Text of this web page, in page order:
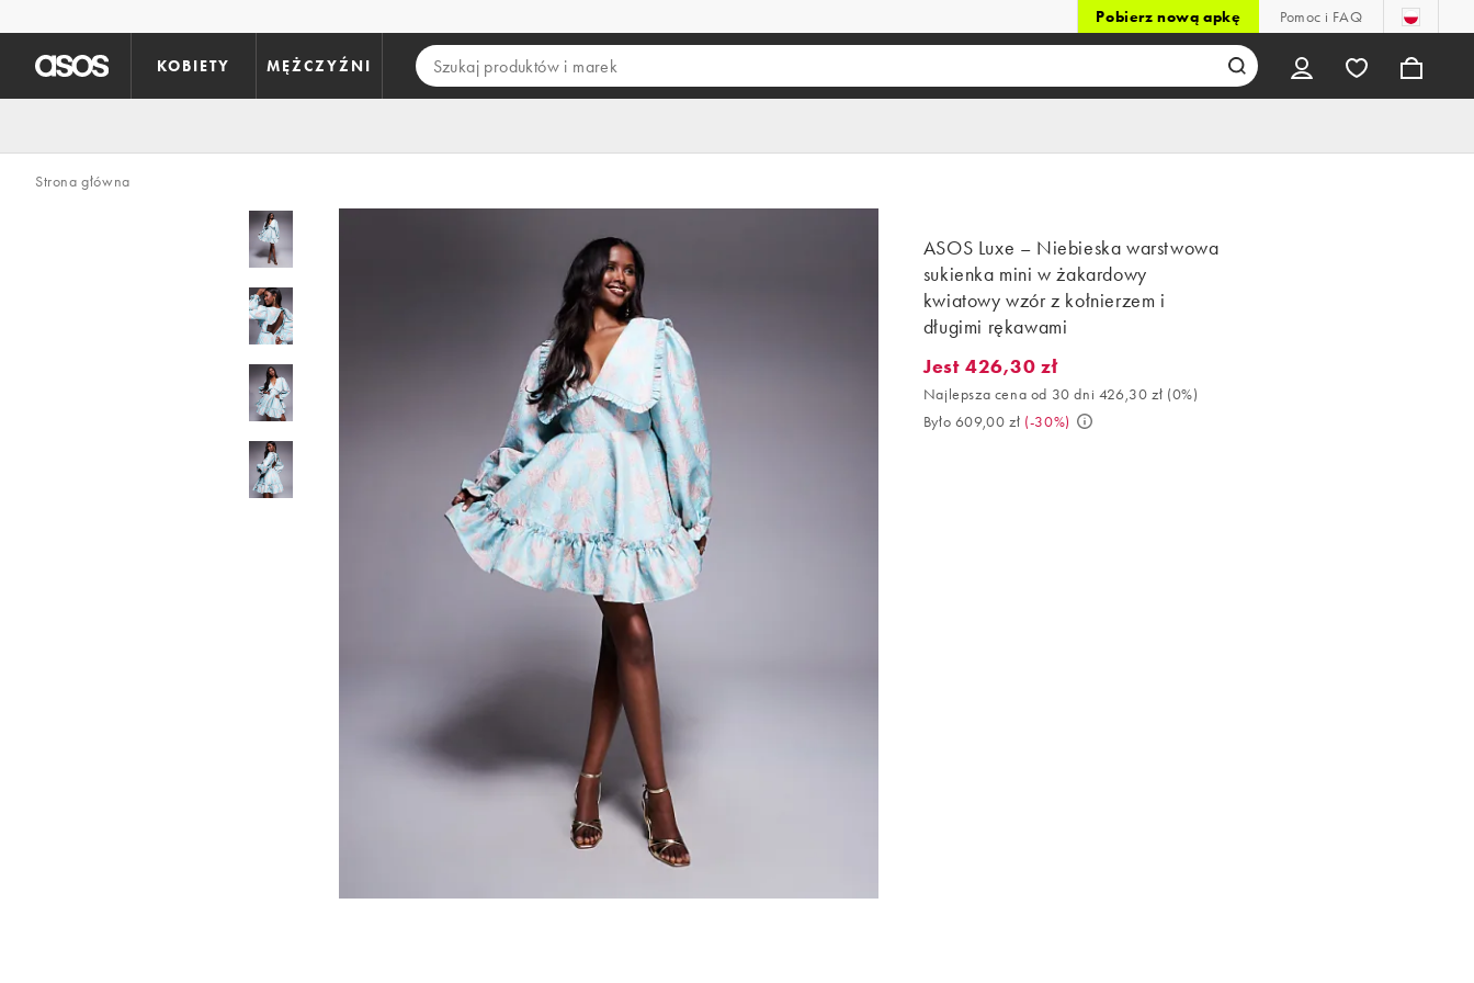
Pobierz nową apkę Pomoc i FAQ
KOBIETY MĘŻCZYŹNI
Strona główna
ASOS Luxe – Niebieska warstwowa
sukienka mini w żakardowy
kwiatowy wzór z kołnierzem i
długimi rękawami
Jest 426,30 zł. Najlepsza cena od 30 dni 426,30 zł (0%). Było 609,00 zł.
Jest 426,30 zł
Najlepsza cena od 30 dni 426,30 zł (0%)
Było 609,00 zł (-30%)